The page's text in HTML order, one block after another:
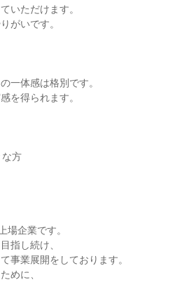
いただけます。
がいです。
一体感は格別です。
を得られます。
な方
場企業です。
指し続け、
事業展開をしております。
めに、